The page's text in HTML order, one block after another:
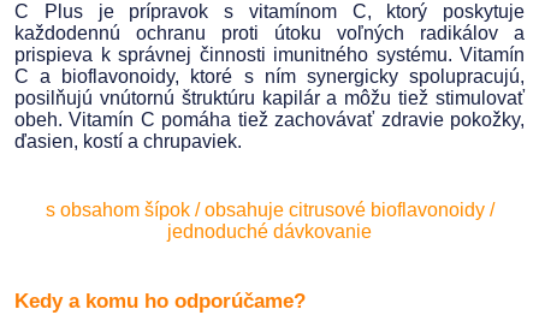
C Plus je prípravok s vitamínom C, ktorý poskytuje
každodennú ochranu proti útoku voľných radikálov a
prispieva k správnej činnosti imunitného systému. Vitamín
C a bioflavonoidy, ktoré s ním synergicky spolupracujú,
posilňujú vnútornú štruktúru kapilár a môžu tiež stimulovať
obeh. Vitamín C pomáha tiež zachovávať zdravie pokožky,
ďasien, kostí a chrupaviek.
s obsahom šípok / obsahuje citrusové bioflavonoidy /
jednoduché dávkovanie
Kedy a komu ho odporúčame?